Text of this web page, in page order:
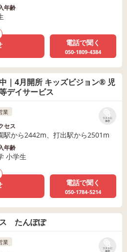
年齢
電話で聞く
050-1809-4384
｜4月開所 キッズビジョン® 児
デイサービス
リストに
保存
業
セス
駅から2442m、打出駅から2501m
年齢
小学生
電話で聞く
050-1784-5214
ス たんぽぽ
リストに
保存
業